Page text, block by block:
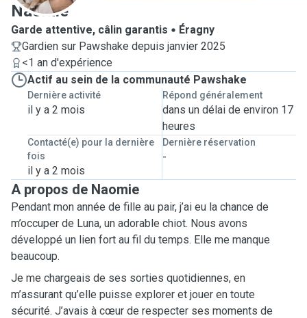
Naomie
Garde attentive, câlin garantis
Éragny
Gardien sur Pawshake depuis janvier 2025
<1 an d'expérience
Actif au sein de la communauté Pawshake
Dernière activité
il y a 2 mois
Répond généralement
dans un délai de environ 17
heures
Contacté(e) pour la dernière
fois
il y a 2 mois
Dernière réservation
-
A propos de Naomie
Pendant mon année de fille au pair, j’ai eu la chance de
m’occuper de Luna, un adorable chiot. Nous avons
développé un lien fort au fil du temps. Elle me manque
beaucoup.
Je me chargeais de ses sorties quotidiennes, en
m’assurant qu’elle puisse explorer et jouer en toute
sécurité. J’avais à cœur de respecter ses moments de